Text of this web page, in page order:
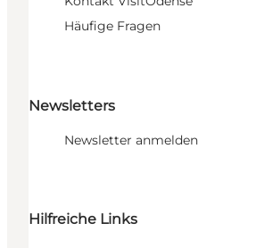
Häufige Fragen
Newsletters
Newsletter anmelden
Hilfreiche Links